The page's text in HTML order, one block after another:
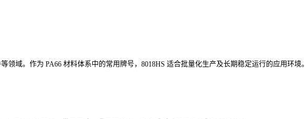
域。作为 PA66 材料体系中的常用牌号，8018HS 适合批量化生产及长期稳定运行的应用环境。